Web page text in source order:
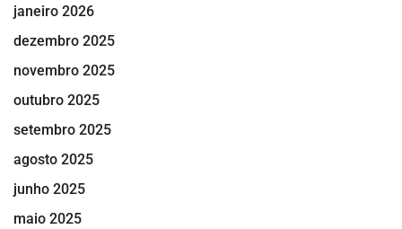
janeiro 2026
dezembro 2025
novembro 2025
outubro 2025
setembro 2025
agosto 2025
junho 2025
maio 2025